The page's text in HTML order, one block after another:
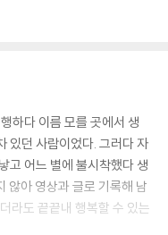
하다 이름 모를 곳에서 생
있던 사람이었다. 그러다 자
고 어느 별에 불시착했다 생
않아 영상과 글로 기록해 남
라도 끝끝내 행복할 수 있는